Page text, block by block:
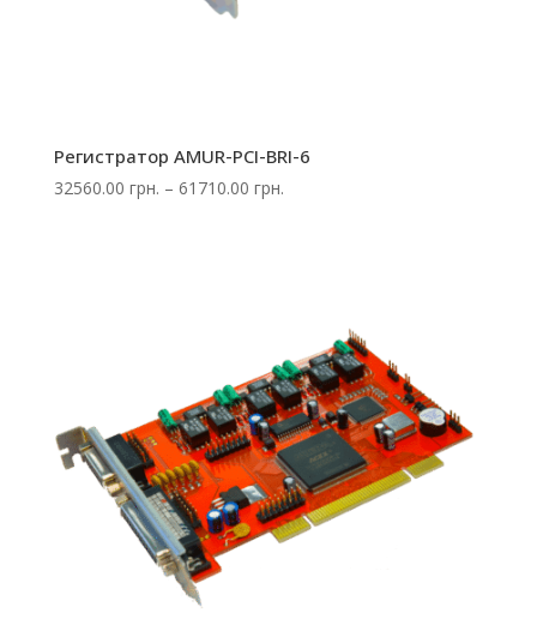
Регистратор AMUR-PCI-BRI-6
32560.00 грн. – 61710.00 грн.Диапазон